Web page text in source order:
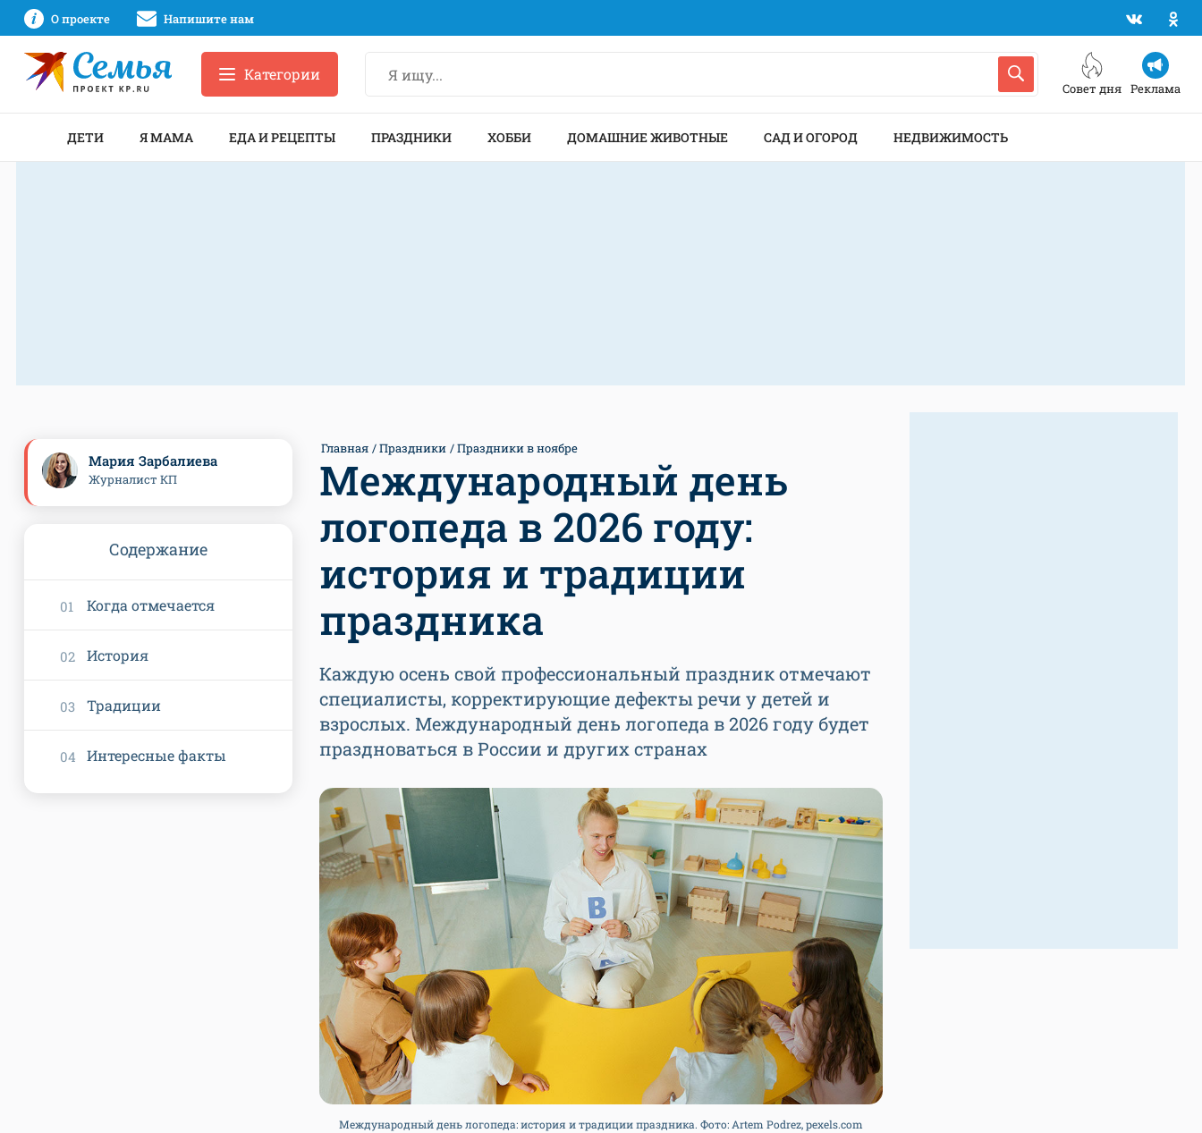
О проекте Напишите нам
Совет дня Реклама
Категории
ДЕТИ Я МАМА ЕДА И РЕЦЕПТЫ ПРАЗДНИКИ ХОББИ ДОМАШНИЕ ЖИВОТНЫЕ САД И ОГОРОД НЕДВИЖИМОСТЬ
Главная Праздники Праздники в ноябре
Международный день
логопеда в 2026 году:
история и традиции
праздника
Каждую осень свой профессиональный праздник отмечают
специалисты, корректирующие дефекты речи у детей и
взрослых. Международный день логопеда в 2026 году будет
праздноваться в России и других странах
Международный день логопеда: история и традиции праздника. Фото: Artem Podrez, pexels.com
Мария Зарбалиева
Журналист КП
Содержание
Когда отмечается
История
Традиции
Интересные факты